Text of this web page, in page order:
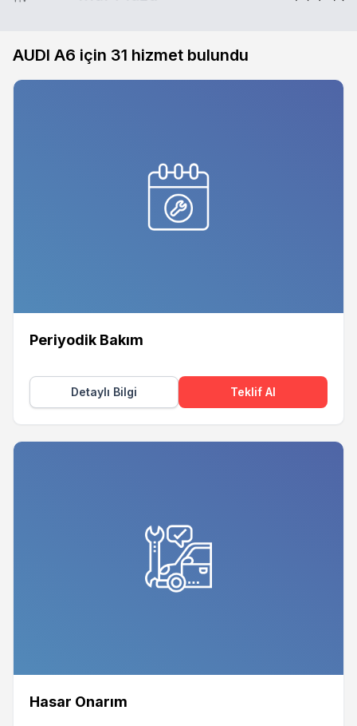
AUDI A6 için 31 hizmet bulundu
Periyodik Bakım
Detaylı Bilgi Teklif Al
Hasar Onarım